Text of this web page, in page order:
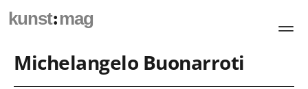
kunst:mag
Michelangelo Buonarroti